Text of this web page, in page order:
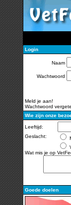
Login
Naam
Wachtwoord
Meld je aan!
Wachtwoord
Wie zijn onze
Leeftijd:
Geslacht:
Wat mis je op
Goede doelen